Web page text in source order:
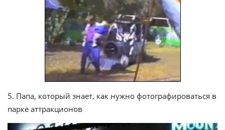
5. Папа, который знает, как нужно фотографироваться в
парке аттракционов